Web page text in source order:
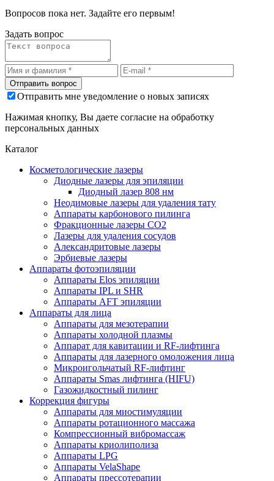
Вопросов пока нет. Задайте его первым!
Задать вопрос
Отправить мне уведомление о новых записях
Нажимая кнопку, Вы даете согласие на обработку
персональных данных
Каталог
Косметологические лазеры
Диодные лазеры для эпиляции
Диодный лазер 808 нм
Неодимовые лазеры для удаления тату
Аппараты карбонового пилинга
Фракционные лазеры CO2
Лазеры для удаления сосудов
Александритовые лазеры
Эрбиевые лазеры
Аппараты фотоэпиляции
Аппараты Elos эпиляции
Аппараты IPL и SHR
Аппараты AFT эпиляции
Аппараты для лица
Аппараты для мезотерапии
Аппараты холодной плазмы
Аппарат для кавитации и RF-лифтинга
Аппараты для лазерного омоложения лица
Микроигольчатый RF-лифтинг
Аппараты Smas лифтинга (HIFU)
Газожидкостный пилинг
Коррекция фигуры
Аппараты для миостимуляции
Аппараты ротационного массажа
Компрессионный вибромассаж
Аппараты криолиполиза
Аппараты LPG
Аппараты VelaShape
Аппараты прессотерапии